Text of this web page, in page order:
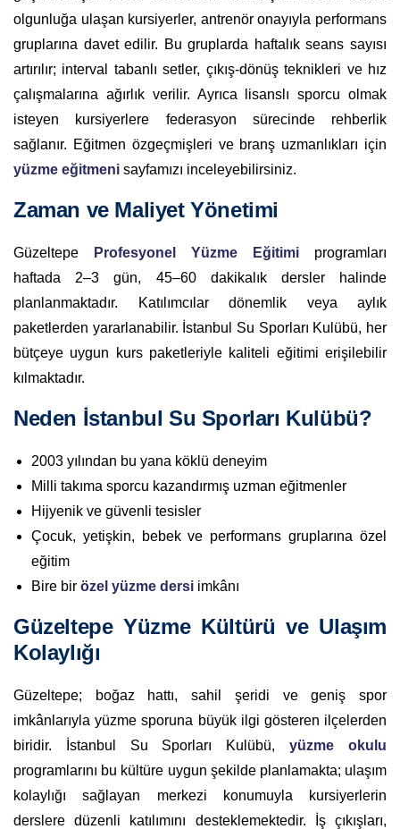
olgunluğa ulaşan kursiyerler, antrenör onayıyla performans
gruplarına davet edilir. Bu gruplarda haftalık seans sayısı
artırılır; interval tabanlı setler, çıkış-dönüş teknikleri ve hız
çalışmalarına ağırlık verilir. Ayrıca lisanslı sporcu olmak
isteyen kursiyerlere federasyon sürecinde rehberlik
sağlanır. Eğitmen özgeçmişleri ve branş uzmanlıkları için
yüzme eğitmeni sayfamızı inceleyebilirsiniz.
Zaman ve Maliyet Yönetimi
Güzeltepe Profesyonel Yüzme Eğitimi programları
haftada 2–3 gün, 45–60 dakikalık dersler halinde
planlanmaktadır. Katılımcılar dönemlik veya aylık
paketlerden yararlanabilir. İstanbul Su Sporları Kulübü, her
bütçeye uygun kurs paketleriyle kaliteli eğitimi erişilebilir
kılmaktadır.
Neden İstanbul Su Sporları Kulübü?
2003 yılından bu yana köklü deneyim
Milli takıma sporcu kazandırmış uzman eğitmenler
Hijyenik ve güvenli tesisler
Çocuk, yetişkin, bebek ve performans gruplarına özel
eğitim
Bire bir özel yüzme dersi imkânı
Güzeltepe Yüzme Kültürü ve Ulaşım
Kolaylığı
Güzeltepe; boğaz hattı, sahil şeridi ve geniş spor
imkânlarıyla yüzme sporuna büyük ilgi gösteren ilçelerden
biridir. İstanbul Su Sporları Kulübü,yüzme okulu
programlarını bu kültüre uygun şekilde planlamakta; ulaşım
kolaylığı sağlayan merkezi konumuyla kursiyerlerin
derslere düzenli katılımını desteklemektedir. İş çıkışları,